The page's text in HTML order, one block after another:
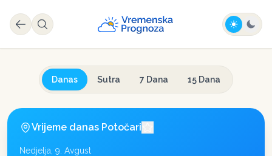
Danas Sutra 7 Dana 15 Dana
Vrijeme danas Potočari
Nedjelja, 9. Avgust